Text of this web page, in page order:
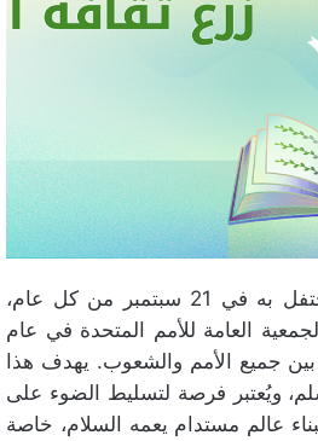
اليوم العالمي للسلام يُحتفل به في 21 سبتمبر من كل عام،
العامة للأمم المتحدة في عام
بين جميع الأمم والشعوب. يهدف هذا
ويُعتبر فرصة لتسليط الضوء على
عالم مستدام يعمه السلام، خاصة